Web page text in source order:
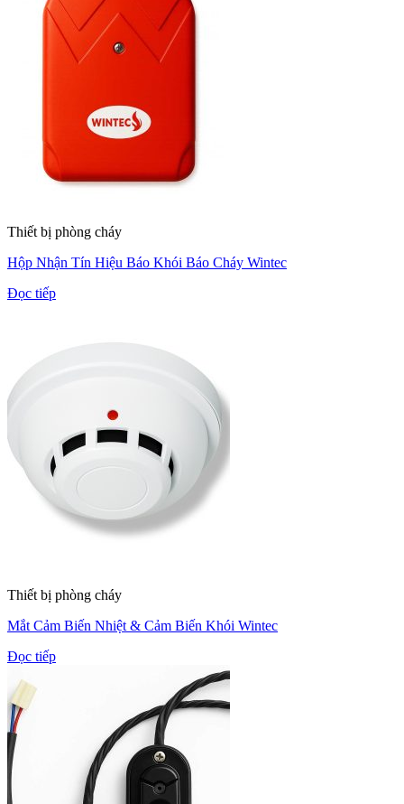
Thiết bị phòng cháy
Hộp Nhận Tín Hiệu Báo Khói Báo Cháy Wintec
Đọc tiếp
Thiết bị phòng cháy
Mắt Cảm Biến Nhiệt & Cảm Biến Khói Wintec
Đọc tiếp